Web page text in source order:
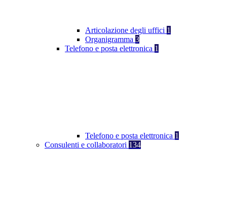
Articolazione degli uffici 1
Organigramma 3
Telefono e posta elettronica 1
Telefono e posta elettronica 1
Consulenti e collaboratori 134